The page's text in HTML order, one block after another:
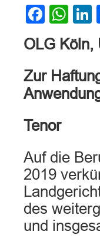
OLG Köln,
Zur
Tenor
Auf die
2019
des
und